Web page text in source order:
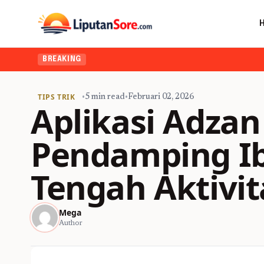
BREAKING
TIPS TRIK •5 min read•Februari 02, 2026
Aplikasi
Pendamping
Tengah
Mega
Author